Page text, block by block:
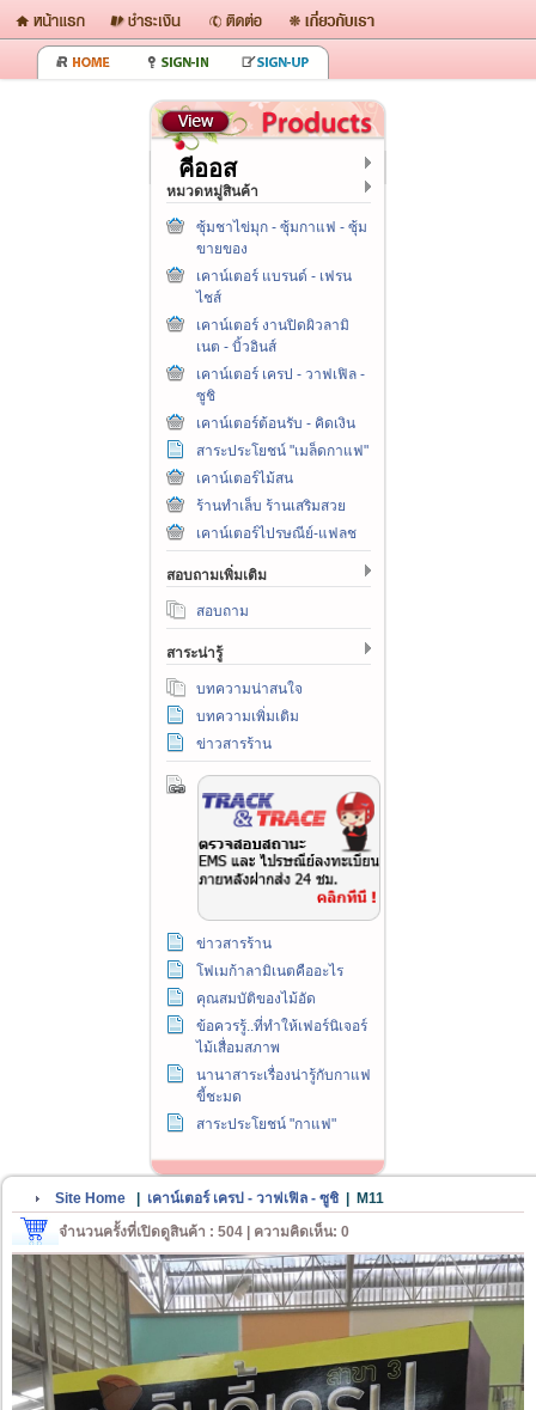
คีออส
หมวดหมู่สินค้า
ซุ้มชาไข่มุก - ซุ้มกาแฟ - ซุ้ม
ขายของ
เคาน์เตอร์ แบรนด์ - เฟรน
ไชส์
เคาน์เตอร์ งานปิดผิวลามิ
เนต - บิ้วอินส์
เคาน์เตอร์ เครป - วาฟเฟิล -
ซูชิ
เคาน์เตอร์ต้อนรับ - คิดเงิน
สาระประโยชน์ "เมล็ดกาแฟ"
เคาน์เตอร์ไม้สน
ร้านทำเล็บ ร้านเสริมสวย
เคาน์เตอร์ไปรษณีย์-แฟลช
สอบถามเพิ่มเติม
สอบถาม
สาระน่ารู้
บทความน่าสนใจ
บทความเพิ่มเติม
ข่าวสารร้าน
ข่าวสารร้าน
โฟเมก้าลามิเนตคืออะไร
คุณสมบัติของไม้อัด
ข้อควรรู้..ที่ทำให้เฟอร์นิเจอร์
ไม้เสื่อมสภาพ
นานาสาระเรื่องน่ารู้กับกาแฟ
ขี้ชะมด
สาระประโยชน์ "กาแฟ"
Site Home เคาน์เตอร์ เครป - วาฟเฟิล - ซูชิ
M11
จำนวนครั้งที่เปิดดูสินค้า : 504 | ความคิดเห็น: 0